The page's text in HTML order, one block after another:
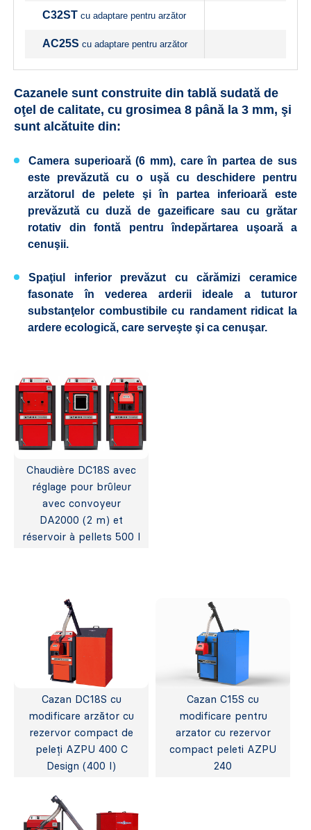
C32ST cu adaptare pentru arzător
AC25S cu adaptare pentru arzător
Cazanele sunt construite din tablă sudată de
oţel de calitate, cu grosimea 8 până la 3 mm, şi
sunt alcătuite din:
Camera superioară (6 mm), care în partea de sus
este prevăzută cu o uşă cu deschidere pentru
arzătorul de pelete şi în partea inferioară este
prevăzută cu duză de gazeificare sau cu grătar
rotativ din fontă pentru îndepărtarea uşoară a
cenuşii.
Spaţiul inferior prevăzut cu cărămizi ceramice
fasonate în vederea arderii ideale a tuturor
substanţelor combustibile cu randament ridicat la
ardere ecologică, care serveşte şi ca cenuşar.
Chaudière DC18S avec
réglage pour brûleur
avec convoyeur
DA2000 (2 m) et
réservoir à pellets 500 l
Cazan DC18S cu
modificare arzător cu
rezervor compact de
peleți AZPU 400 C
Design (400 l)
Cazan C15S cu
modificare pentru
arzator cu rezervor
compact peleti AZPU
240